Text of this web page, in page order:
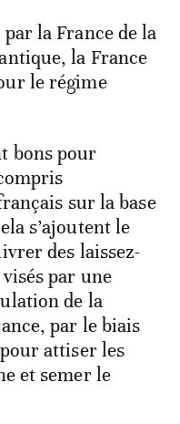
la France de la
la France
le régime
bons pour
sur la base
s’ajoutent le
des laissez-
par une
de la
par le biais
attiser les
et semer le